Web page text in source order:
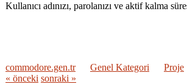
Kullanıcı adınızı, parolanızı ve aktif kalma
commodore.gen.tr Genel Kategori Proje
« önceki sonraki »